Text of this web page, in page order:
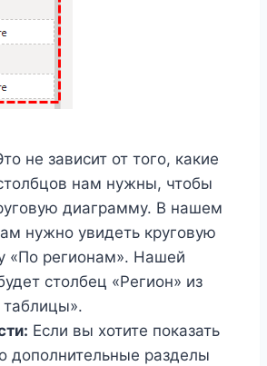
не зависит от того, какие
нам нужны, чтобы
диаграмму. В нашем
нужно увидеть круговую
«По регионам». Нашей
столбец «Регион» из
таблицы».
Если вы хотите показать
дополнительные разделы